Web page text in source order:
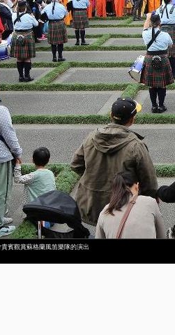
賓觀賞蘇格蘭風笛樂隊的演出